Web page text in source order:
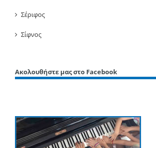
Σέριφος
Σίφνος
Ακολουθήστε μας στο Facebook